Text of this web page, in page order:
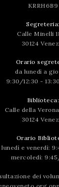
KRRH6B9
Segreteria:
Calle Minelli
30124
Orario
da lunedì a
9:30/12:30 -
Biblioteca:
Calle della
30124
Orario
lunedì e venerdì:
mercoledì:
dei